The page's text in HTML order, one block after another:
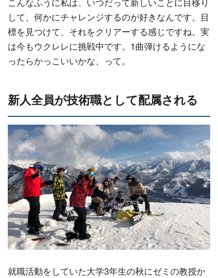
して、何かにチャレンジするのが好きなんです。目
標を見つけて、それをクリアーする感じですね。実
は今もウクレレに挑戦中です。1曲弾けるようにな
ったらかっこいいかな、って。
新人全員が技術職として配属される
就職活動をしていた大学3年生の秋にゼミの教授か